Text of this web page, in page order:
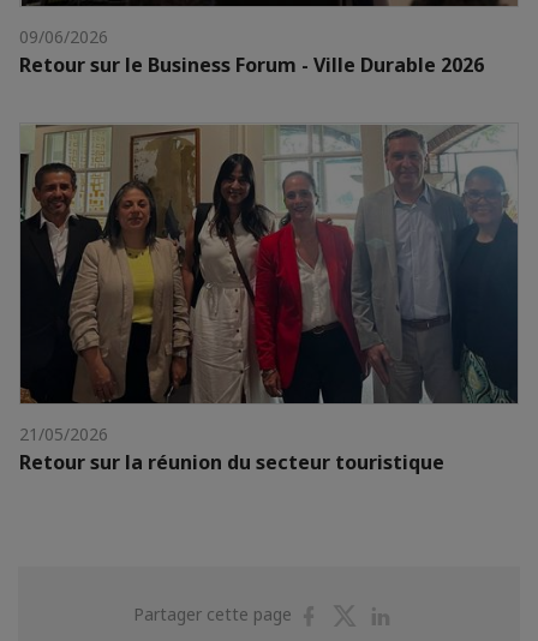
09/06/2026
Retour sur le Business Forum - Ville Durable 2026
21/05/2026
Retour sur la réunion du secteur touristique
Partager cette page
PartagerPartager